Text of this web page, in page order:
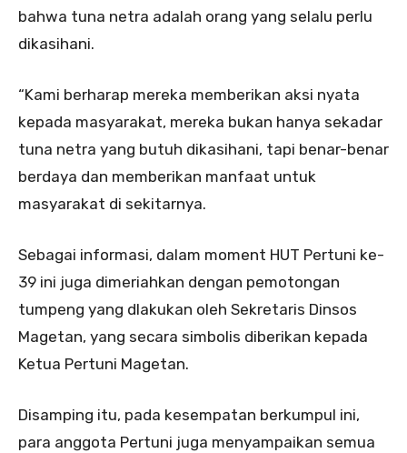
bahwa tuna netra adalah orang yang selalu perlu
dikasihani.
“Kami berharap mereka memberikan aksi nyata
kepada masyarakat, mereka bukan hanya sekadar
tuna netra yang butuh dikasihani, tapi benar-benar
berdaya dan memberikan manfaat untuk
masyarakat di sekitarnya.
Sebagai informasi, dalam moment HUT Pertuni ke-
39 ini juga dimeriahkan dengan pemotongan
tumpeng yang dlakukan oleh Sekretaris Dinsos
Magetan, yang secara simbolis diberikan kepada
Ketua Pertuni Magetan.
Disamping itu, pada kesempatan berkumpul ini,
para anggota Pertuni juga menyampaikan semua